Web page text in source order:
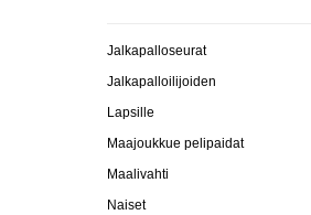
Jalkapalloseurat
Jalkapalloilijoiden
Lapsille
Maajoukkue pelipaidat
Maalivahti
Naiset